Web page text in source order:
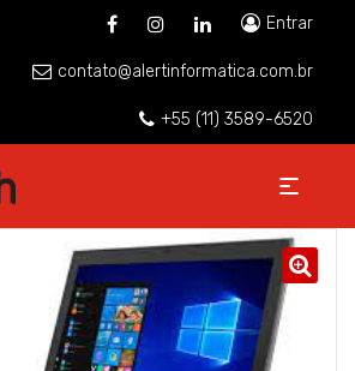
Entrar
contato@alertinformatica.com.br
+55 (11) 3589-6520